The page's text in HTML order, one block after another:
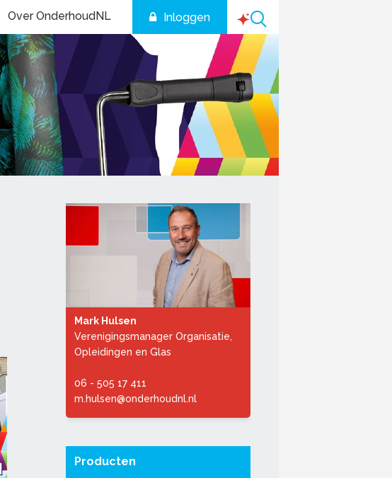
Inloggen
Over OnderhoudNL
Mark Hulsen
Verenigingsmanager Organisatie,
Opleidingen en Glas
06 - 505 17 411
m.hulsen@onderhoudnl.nl
Producten